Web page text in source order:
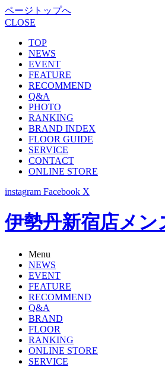
ページトップへ
CLOSE
TOP
NEWS
EVENT
FEATURE
RECOMMEND
Q&A
PHOTO
RANKING
BRAND INDEX
FLOOR GUIDE
SERVICE
CONTACT
ONLINE STORE
instagram Facebook X
伊勢丹新宿店メン
Menu
NEWS
EVENT
FEATURE
RECOMMEND
Q&A
BRAND
FLOOR
RANKING
ONLINE STORE
SERVICE